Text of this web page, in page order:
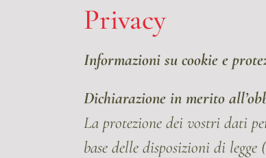
Privacy
Informazioni su cookie e
Dichiarazione in merito
La protezione dei vostri dati
base delle disposizioni di